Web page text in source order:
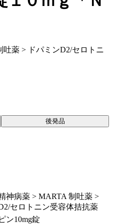
薬 > ドパミンD2/セロトニ
後発品
神病薬 > MARTA 制吐薬 >
セロトニン受容体拮抗薬
ン10mg錠